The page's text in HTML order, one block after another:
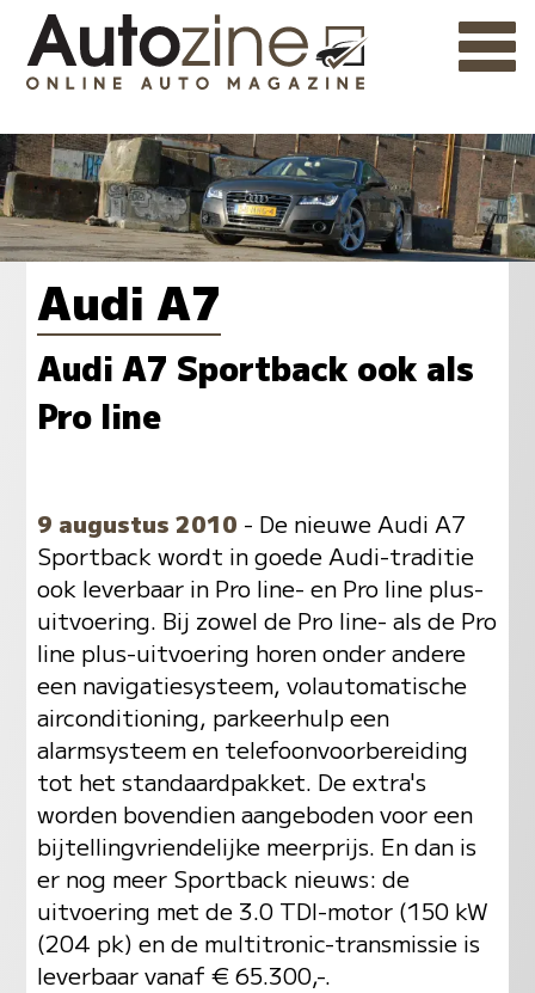
Audi A7
Audi A7 Sportback ook als
Pro line
9 augustus 2010 - De nieuwe Audi A7
Sportback wordt in goede Audi-traditie
ook leverbaar in Pro line- en Pro line plus-
uitvoering. Bij zowel de Pro line- als de Pro
line plus-uitvoering horen onder andere
een navigatiesysteem, volautomatische
airconditioning, parkeerhulp een
alarmsysteem en telefoonvoorbereiding
tot het standaardpakket. De extra's
worden bovendien aangeboden voor een
bijtellingvriendelijke meerprijs. En dan is
er nog meer Sportback nieuws: de
uitvoering met de 3.0 TDI-motor (150 kW
(204 pk) en de multitronic-transmissie is
leverbaar vanaf € 65.300,-.